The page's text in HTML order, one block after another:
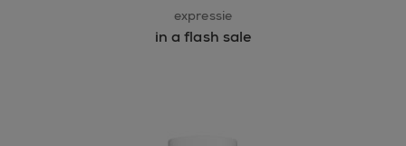
expressie
in a flash sale